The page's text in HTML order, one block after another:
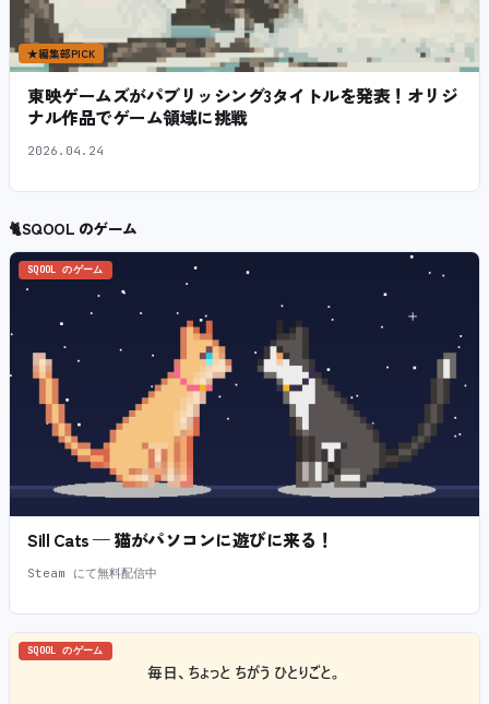
★編集部PICK
東映ゲームズがパブリッシング3タイトルを発表！オリジ
ナル作品でゲーム領域に挑戦
2026.04.24
🐈SQOOL のゲーム
SQOOL のゲーム
Sill Cats — 猫がパソコンに遊びに来る！
Steam にて無料配信中
SQOOL のゲーム